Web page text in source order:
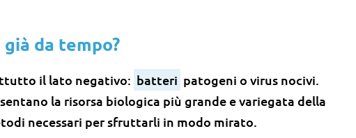
da tempo?
il lato negativo: batteri patogeni o virus nocivi.
la risorsa biologica più grande e variegata della
necessari per sfruttarli in modo mirato.